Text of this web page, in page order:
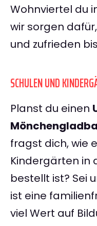
Wohnviertel du
wir sorgen
und zufrieden
SCHULEN UND
Planst du einen
fragst dich, wie
Kindergärten in
bestellt ist? Sei
ist eine
viel Wert auf